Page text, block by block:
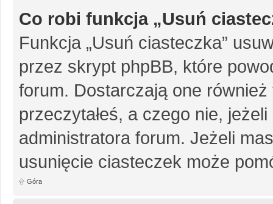
Co robi funkcja „Usuń
Funkcja „Usuń ciasteczka”
przez skrypt phpBB, które
forum. Dostarczają one
przeczytałeś, a czego nie,
administratora forum. Jeżeli
usunięcie ciasteczek może
Góra